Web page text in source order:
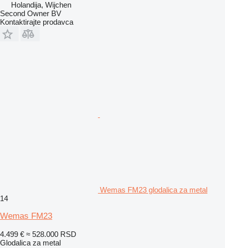
Holandija, Wijchen
Second Owner BV
Kontaktirajte prodavca
Wemas FM23 glodalica za metal
14
Wemas FM23
4.499 € ≈ 528.000 RSD
Glodalica za metal